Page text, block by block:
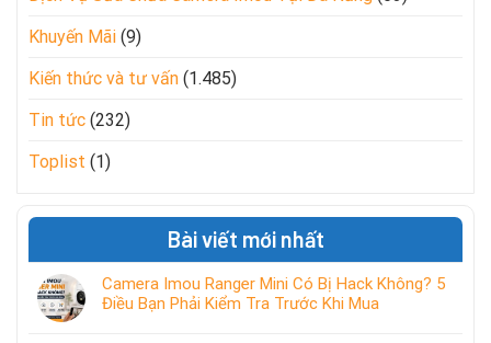
Khuyến Mãi (9)
Kiến thức và tư vấn (1.485)
Tin tức (232)
Toplist (1)
Bài viết mới nhất
Camera Imou Ranger Mini Có Bị Hack Không? 5
Điều Bạn Phải Kiểm Tra Trước Khi Mua